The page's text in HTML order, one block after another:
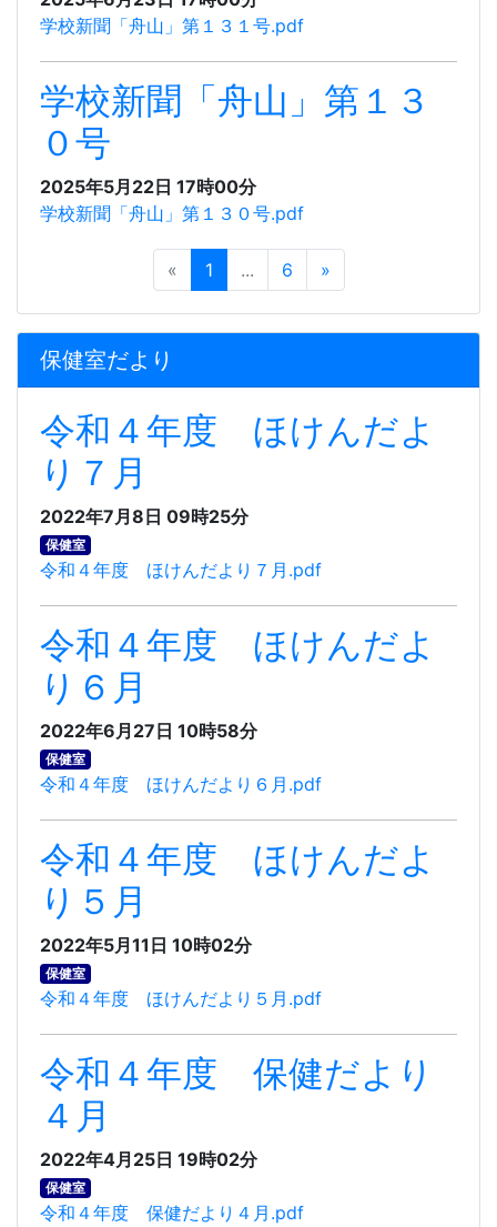
学校新聞「舟山」第１３１号.pdf
学校新聞「舟山」第１３
０号
2025年5月22日 17時00分
学校新聞「舟山」第１３０号.pdf
« 1 ... 6 »
保健室だより
令和４年度 ほけんだよ
り７月
2022年7月8日 09時25分
保健室
令和４年度 ほけんだより７月.pdf
令和４年度 ほけんだよ
り６月
2022年6月27日 10時58分
保健室
令和４年度 ほけんだより６月.pdf
令和４年度 ほけんだよ
り５月
2022年5月11日 10時02分
保健室
令和４年度 ほけんだより５月.pdf
令和４年度 保健だより
４月
2022年4月25日 19時02分
保健室
令和４年度 保健だより４月.pdf